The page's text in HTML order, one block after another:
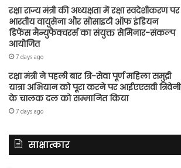
रक्षा राज्य मंत्री की अध्यक्षता में रक्षा स्वदेशीकरण पर
भारतीय वायुसेना और सोसाइटी ऑफ इंडियन
डिफेंस मैन्युफैक्चरर्स का संयुक्त सेमिनार-संकल्प
आयोजित
7 days ago
रक्षा मंत्री ने पहली बार त्रि-सेवा पूर्ण महिला समुद्री
यात्रा अभियान को पूरा करने पर आईएएसवी त्रिवेनी
के चालक दल को सम्मानित किया
7 days ago
साक्षात्कार